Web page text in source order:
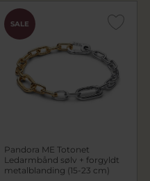
SALE
Pandora ME Totonet
Ledarmbånd sølv + forgyldt
metalblanding (15-23 cm)